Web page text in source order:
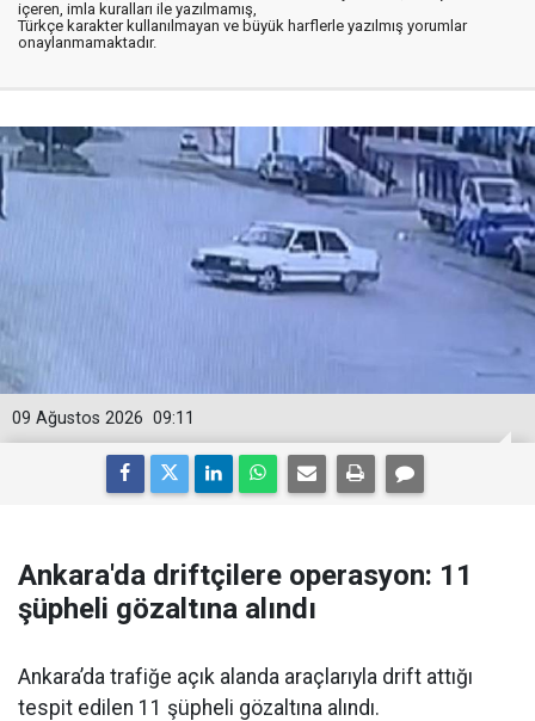
içeren, imla kuralları ile yazılmamış,
Türkçe karakter kullanılmayan ve büyük harflerle yazılmış yorumlar
onaylanmamaktadır.
09:11
09 Ağustos 2026
Ankara'da driftçilere operasyon: 11
şüpheli gözaltına alındı
Ankara’da trafiğe açık alanda araçlarıyla drift attığı
tespit edilen 11 şüpheli gözaltına alındı.